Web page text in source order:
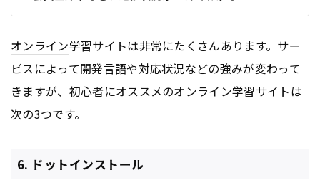
オンライン学習サイトは非常にたくさんあります。サー
ビスによって開発言語や対応状況などの強みが変わって
きますが、初心者にオススメのオンライン学習サイトは
次の3つです。
6. ドットインストール